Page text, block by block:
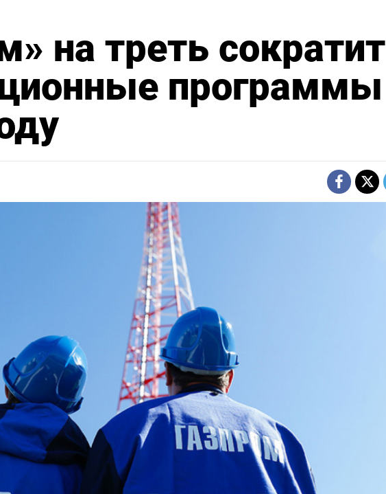
на треть сократит
программы